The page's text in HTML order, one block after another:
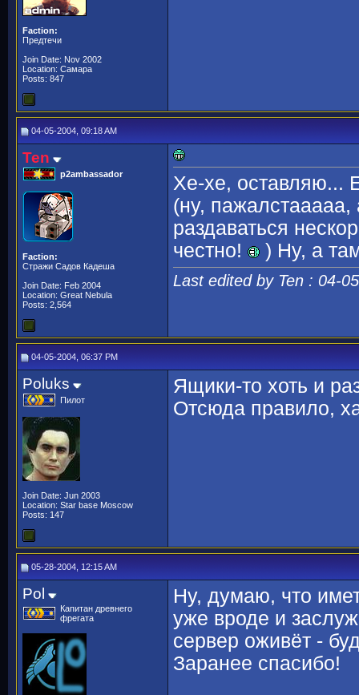
Faction:
Предтечи
Join Date: Nov 2002
Location: Самара
Posts: 847
04-05-2004, 09:18 AM
Ten
p2ambassador
Faction:
Стражи Садов Кадеша
Join Date: Feb 2004
Location: Great Nebula
Posts: 2,564
Хе-хе, оставляю...
(ну,
раздаваться
честно!
) Ну, а
Last edited by Ten : 04-
04-05-2004, 06:37 PM
Poluks
Пилот
Join Date: Jun 2003
Location: Star base Moscow
Posts: 147
Ящики-то хоть и
Отсюда правило,
05-28-2004, 12:15 AM
Pol
Капитан древнего
фрегата
Ну, думаю, что
уже вроде и
сервер оживёт -
Заранее спасибо!